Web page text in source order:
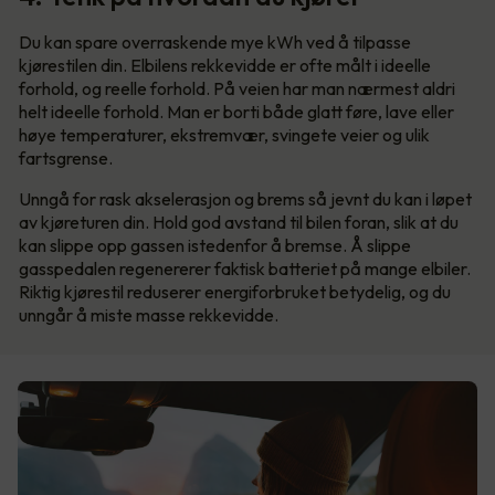
Du kan spare overraskende mye kWh ved å tilpasse
kjørestilen din. Elbilens rekkevidde er ofte målt i ideelle
forhold, og reelle forhold. På veien har man nærmest aldri
helt ideelle forhold. Man er borti både glatt føre, lave eller
høye temperaturer, ekstremvær, svingete veier og ulik
fartsgrense.
Unngå for rask akselerasjon og brems så jevnt du kan i løpet
av kjøreturen din. Hold god avstand til bilen foran, slik at du
kan slippe opp gassen istedenfor å bremse. Å slippe
gasspedalen regenererer faktisk batteriet på mange elbiler.
Riktig kjørestil reduserer energiforbruket betydelig, og du
unngår å miste masse rekkevidde.